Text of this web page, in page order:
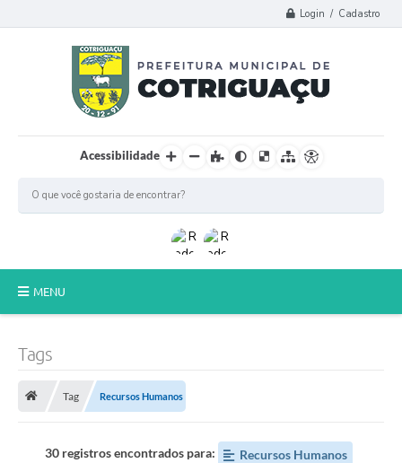
Login / Cadastro
Acessibilidade
MENU
Poder Legislativo
A Prefeitura
Tags
Tag Recursos Humanos
30 registros encontrados para: Recursos Humanos